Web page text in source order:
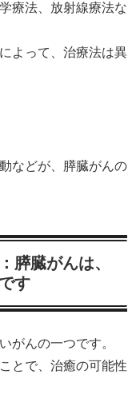
療法、放射線療法な
よって、治療法は異
などが、膵臓がんの
膵臓がんは、
す
がんの一つです。
とで、治癒の可能性